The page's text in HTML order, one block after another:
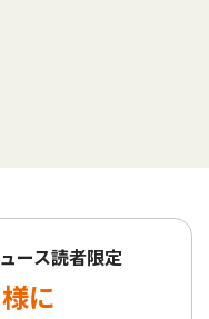
ース読者限定
に